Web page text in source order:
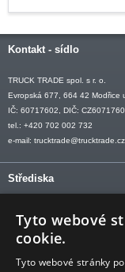
Kontakt - sídlo
TRUCK TRADE spol. s r. o.
Evropská 677, 664 42 Modřice
IČ: 60717602, DIČ:
tel.: +420 702 002 732
e-mail: trucktrade@trucktrade.cz
Střediska
OSTRAVA tel: +420 602 547
OTROKOVICE tel: +420 577
Tyto webové
cookie.
Tyto webové stránky